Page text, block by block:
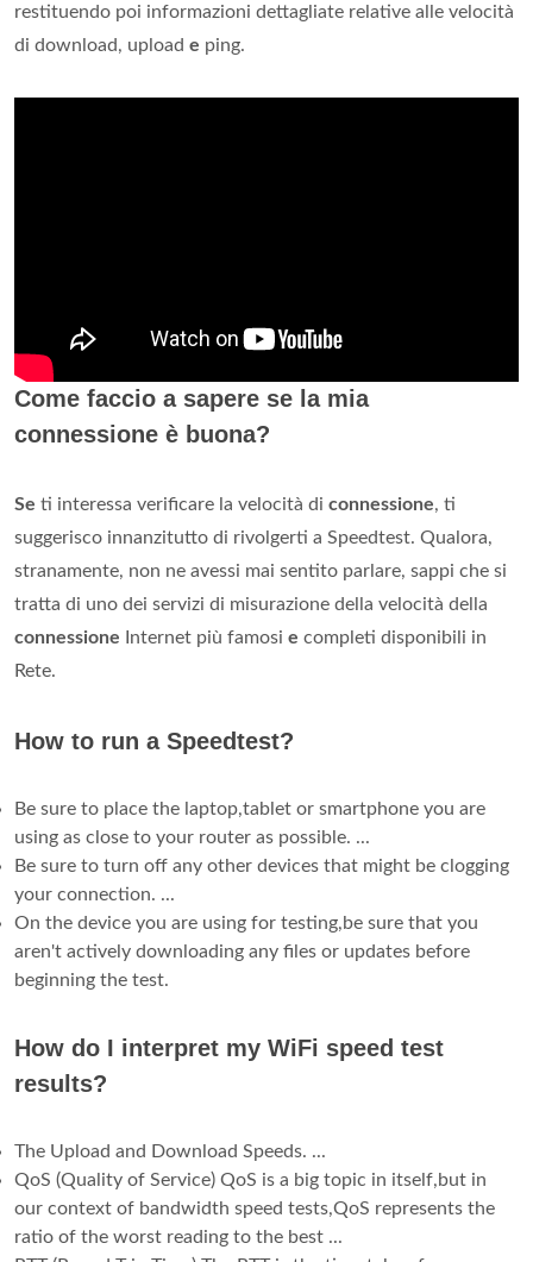
restituendo poi informazioni dettagliate relative alle velocità
di download, upload e ping.
Come faccio a sapere se la mia
connessione è buona?
Se ti interessa verificare la velocità di connessione, ti
suggerisco innanzitutto di rivolgerti a Speedtest. Qualora,
stranamente, non ne avessi mai sentito parlare, sappi che si
tratta di uno dei servizi di misurazione della velocità della
connessione Internet più famosi e completi disponibili in
Rete.
How to run a Speedtest?
Be sure to place the laptop,tablet or smartphone you are
using as close to your router as possible. ...
Be sure to turn off any other devices that might be clogging
your connection. ...
On the device you are using for testing,be sure that you
aren't actively downloading any files or updates before
beginning the test.
How do I interpret my WiFi speed test
results?
The Upload and Download Speeds. ...
QoS (Quality of Service) QoS is a big topic in itself,but in
our context of bandwidth speed tests,QoS represents the
ratio of the worst reading to the best ...